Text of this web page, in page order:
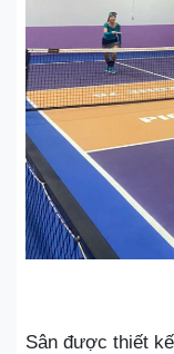
Sân được thiết